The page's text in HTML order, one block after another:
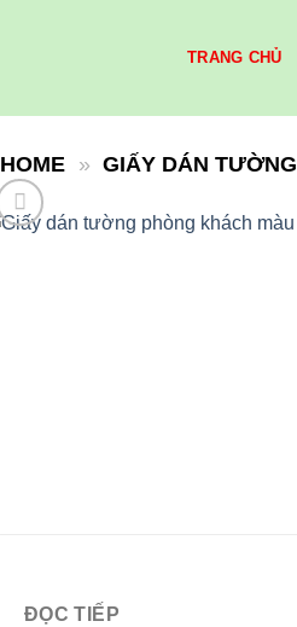
TRANG CHỦ
HOME » GIẤY DÁN TƯỜNG
ĐỌC TIẾP